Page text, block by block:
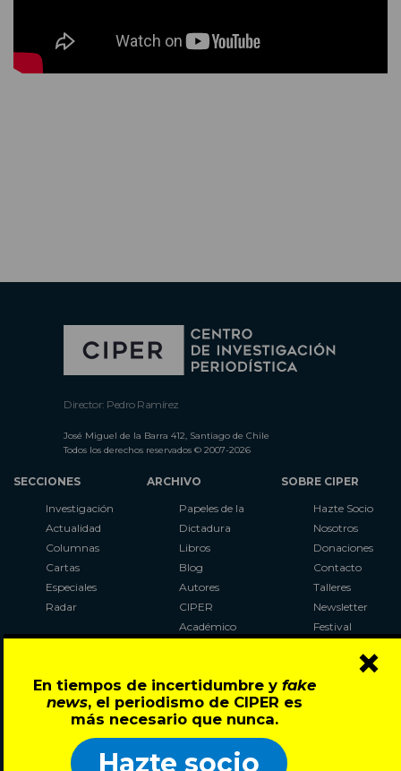
En tiempos de incertidumbre y fake
news, el periodismo de CIPER es
más necesario que nunca.
Hazte socio
×
Director: Pedro Ramírez
José Miguel de la Barra 412, Santiago de Chile
Todos los derechos reservados © 2007-2026
SECCIONES
Investigación
Actualidad
Columnas
Cartas
Especiales
Radar
ARCHIVO
Papeles de la
Dictadura
Libros
Blog
Autores
CIPER
Académico
Al Plebiscito
con CIPER
SOBRE CIPER
Hazte Socio
Nosotros
Donaciones
Contacto
Talleres
Newsletter
Festival